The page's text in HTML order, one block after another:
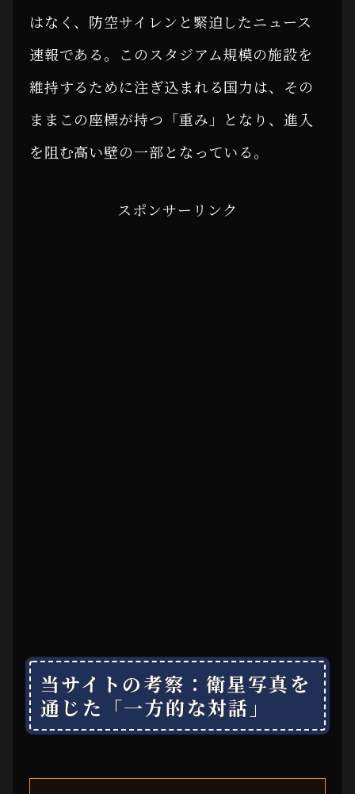
はなく、防空サイレンと緊迫したニュース
速報である。このスタジアム規模の施設を
維持するために注ぎ込まれる国力は、その
ままこの座標が持つ「重み」となり、進入
を阻む高い壁の一部となっている。
スポンサーリンク
当サイトの考察：衛星写真を
通じた「一方的な対話」